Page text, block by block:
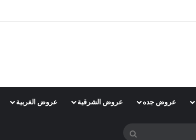
عروض جده عروض الشرقية عروض الغربية
بحث